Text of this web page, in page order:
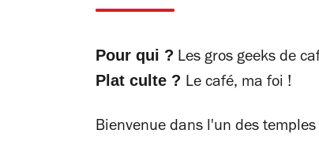
Pour qui ? Les gros geeks de
Plat culte ? Le café, ma foi !
Bienvenue dans l'un des